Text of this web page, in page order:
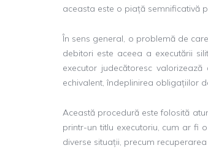
aceasta este o piață semnificativă
În sens general, o problemă de
debitori este aceea a executării
executor judecătoresc
echivalent, îndeplinirea obligațiilor
Această procedură este folosită
printr-un titlu executoriu, cum ar fi
diverse situații, precum